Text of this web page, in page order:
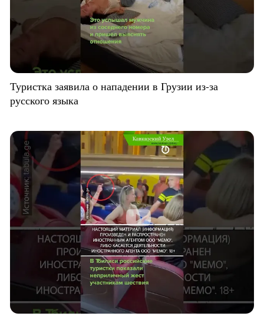
Туристка заявила о нападении в Грузии из-за
русского языка